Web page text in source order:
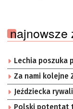
najnowsze
Lechia poszuka
Za nami kolejne
Jeździecka
Polski potentat